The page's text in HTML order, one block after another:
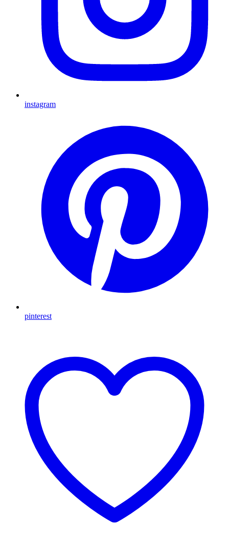
instagram
pinterest